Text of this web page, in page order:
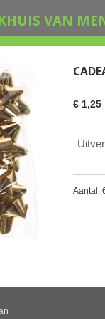
VAN
€ 1,25
Aantal: